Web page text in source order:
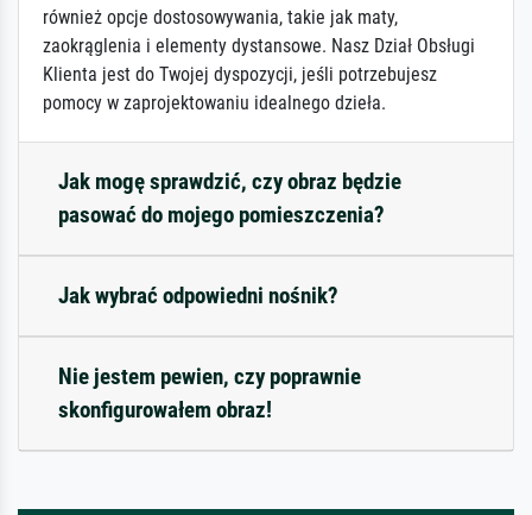
również opcje dostosowywania, takie jak maty,
zaokrąglenia i elementy dystansowe. Nasz Dział Obsługi
Klienta jest do Twojej dyspozycji, jeśli potrzebujesz
pomocy w zaprojektowaniu idealnego dzieła.
Jak mogę sprawdzić, czy obraz będzie
pasować do mojego pomieszczenia?
Jak wybrać odpowiedni nośnik?
Nie jestem pewien, czy poprawnie
skonfigurowałem obraz!